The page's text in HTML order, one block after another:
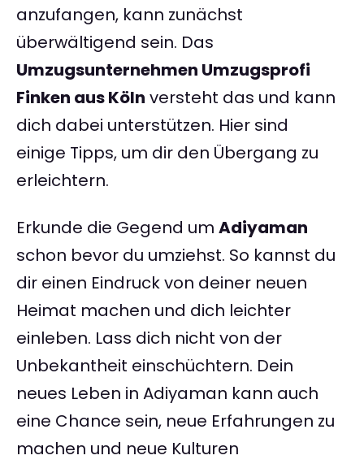
anzufangen, kann zunächst
überwältigend sein. Das
Umzugsunternehmen Umzugsprofi
Finken aus Köln versteht das und kann
dich dabei unterstützen. Hier sind
einige Tipps, um dir den Übergang zu
erleichtern.
Erkunde die Gegend um Adiyaman
schon bevor du umziehst. So kannst du
dir einen Eindruck von deiner neuen
Heimat machen und dich leichter
einleben. Lass dich nicht von der
Unbekantheit einschüchtern. Dein
neues Leben in Adiyaman kann auch
eine Chance sein, neue Erfahrungen zu
machen und neue Kulturen